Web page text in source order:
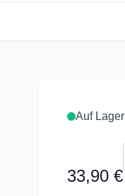
Auf Lager
33,90 €